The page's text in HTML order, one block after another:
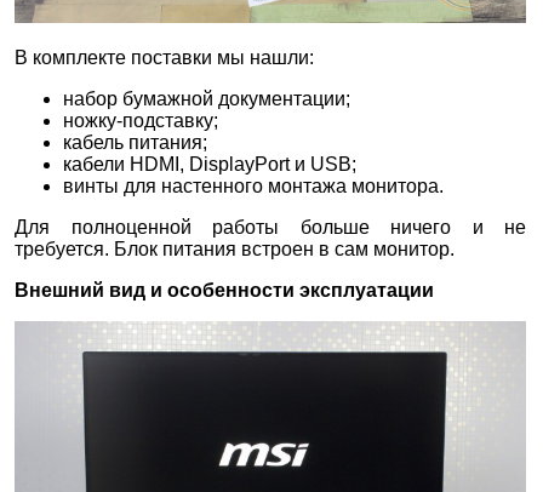
В комплекте поставки мы нашли:
набор бумажной документации;
ножку-подставку;
кабель питания;
кабели HDMI, DisplayPort и USB;
винты для настенного монтажа монитора.
Для полноценной работы больше ничего и не
требуется. Блок питания встроен в сам монитор.
Внешний вид и особенности эксплуатации